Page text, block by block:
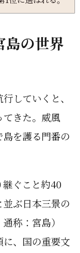
島の世界
していくと、
きた。威風
を護る門番の
ぐこと約40
ぶ日本三景の
称：宮島）
、国の重要文